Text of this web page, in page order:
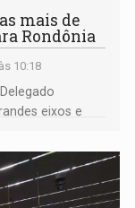
mais de
Rondônia
10:18
eixos e